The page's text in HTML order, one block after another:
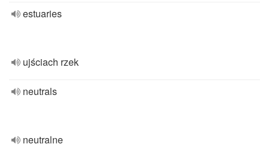
estuaries
ujściach rzek
neutrals
neutralne